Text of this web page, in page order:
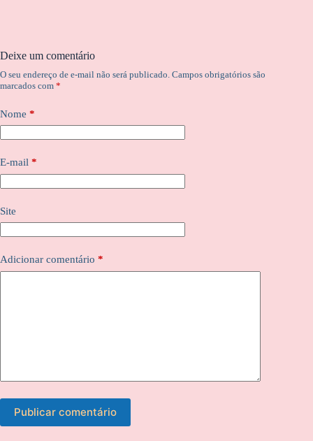
Deixe um comentário
O seu endereço de e-mail não será publicado. Campos obrigatórios são
marcados com *
Nome *
E-mail *
Site
Adicionar comentário *
Publicar comentário